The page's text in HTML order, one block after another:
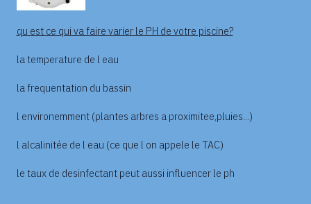
qu est ce qui va faire varier le PH de votre piscine?
la temperature de l eau
la frequentation du bassin
l environemment (plantes arbres a proximitee,pluies...)
l alcalinitée de l eau (ce que l on appele le TAC)
le taux de desinfectant peut aussi influencer le ph